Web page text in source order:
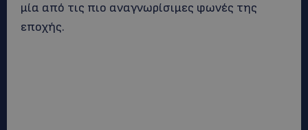
μία από τις πιο αναγνωρίσιμες φωνές της
εποχής.